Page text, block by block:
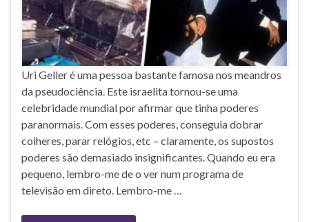
Uri Geller é uma pessoa bastante famosa nos meandros
da pseudociência. Este israelita tornou-se uma
celebridade mundial por afirmar que tinha poderes
paranormais. Com esses poderes, conseguia dobrar
colheres, parar relógios, etc – claramente, os supostos
poderes são demasiado insignificantes. Quando eu era
pequeno, lembro-me de o ver num programa de
televisão em direto. Lembro-me …